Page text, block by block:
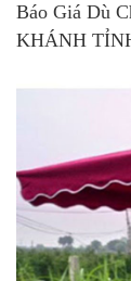
Báo Giá Dù
KHÁNH